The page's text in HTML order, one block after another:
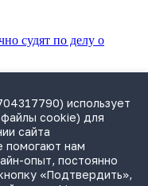
судят по делу о
с российской
нарушений
использует
cookie) для
сайта
помогают нам
опыт, постоянно
«Подтвердить»,